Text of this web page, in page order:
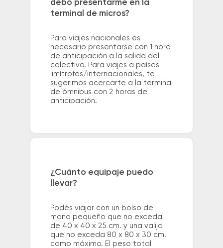
debo presentarme en la
terminal de micros?
Para viajes nacionales es
necesario presentarse con 1 hora
de anticipación a la salida del
colectivo. Para viajes a países
limítrofes/internacionales, te
sugerimos acercarte a la terminal
de ómnibus con 2 horas de
anticipación.
¿Cuánto equipaje puedo
llevar?
Podés viajar con un bolso de
mano pequeño que no exceda
de 40 x 40 x 25 cm. y una valija
que no exceda 80 x 80 x 30 cm.
como máximo. El peso total